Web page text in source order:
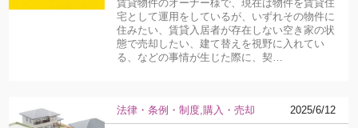
賃貸物件のオーナー様で、現在は物件を賃貸住
宅として運用をしているが、いずれその物件に
住みたい、賃貸入居者が存在しない空き家の状
態で売却したい、建て替えを視野に入れてい
る、などの事情が生じた際に、契…
法律・条例・制度 購入・売却 2025/6/12